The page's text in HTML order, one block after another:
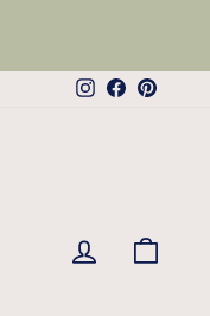
Instagram